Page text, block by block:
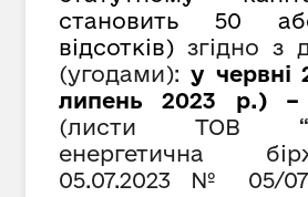
становить 50
відсотків) згідно з
(угодами): у червні
липень 2023 р.) –
(листи ТОВ
енергетична
05.07.2023 № 05/